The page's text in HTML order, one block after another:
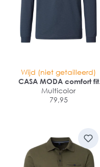
Wijd (niet getailleerd)
CASA MODA comfort fit
heren polo lange mouw
Multicolor
79,95